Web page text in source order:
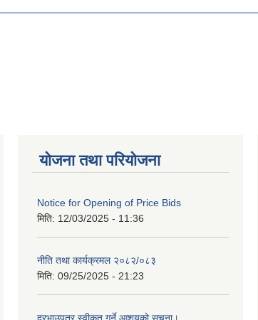
योजना तथा परियोजना
Notice for Opening of Price Bids
मिति: 12/03/2025 - 11:36
नीति तथा कार्यक्रमल २०८२/०८३
मिति: 09/25/2025 - 21:23
दरभाउपत्र स्वीकृत गर्ने आशयको सूचना।